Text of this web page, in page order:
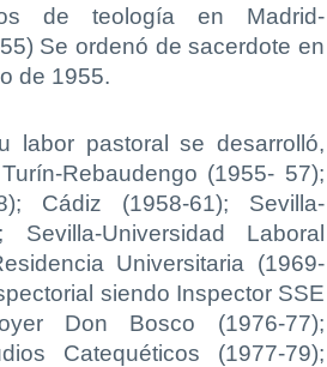
de teología en Madrid-
Se ordenó de sacerdote en
de 1955.
labor pastoral se desarrolló,
Rebaudengo (1955- 57);
Cádiz (1958-61); Sevilla-
Sevilla-Universidad Laboral
Universitaria (1969-
siendo Inspector SSE
Don Bosco (1976-77);
Catequéticos (1977-79);